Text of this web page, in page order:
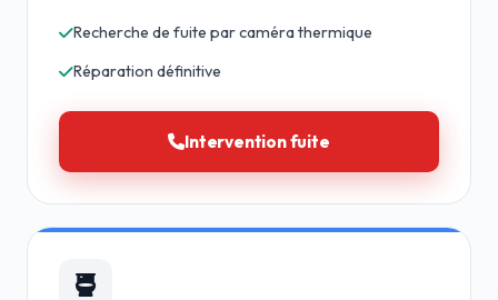
Recherche de fuite par caméra thermique
Réparation définitive
Intervention fuite